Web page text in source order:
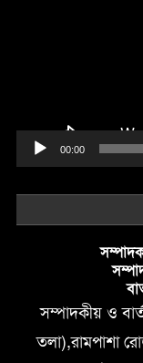
00:00
সম্পাদকীয় ও
তলা),রামপাশা